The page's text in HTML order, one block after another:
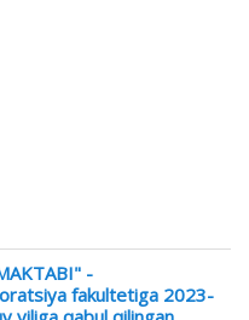
-
fakultetiga 2023-